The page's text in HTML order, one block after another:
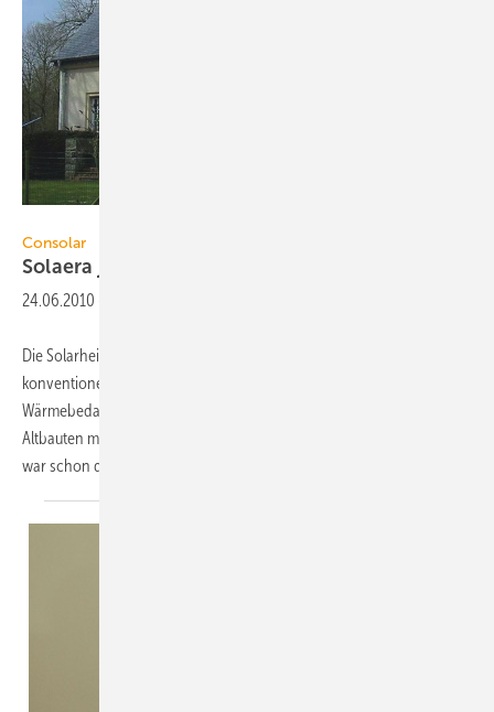
Consolar
Solaera jetzt auch für
24.06.2010
Die Solarheizung Solaera von Consolar kann jetzt auch mit einem
konventionellen Heizkessel kombiniert werden, um einen
Wärmebedarf von bis zu 25000 kWh/a in weniger gut gedämmten
Altbauten mit einem Niedertemperaturheizsystem abzudecken. Bisher
war schon die Kombination mit